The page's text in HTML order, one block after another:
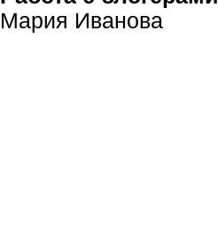
Мария Иванова